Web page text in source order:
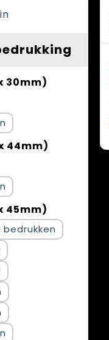
30mm)
44mm)
45mm)